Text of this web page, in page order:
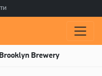
Brooklyn Brewery